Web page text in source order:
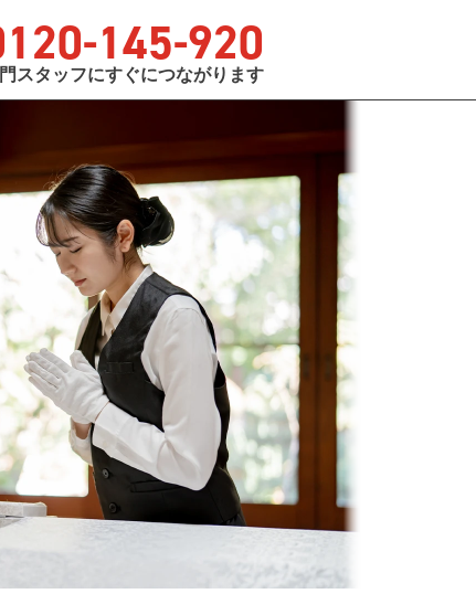
-145-920
スタッフにすぐにつながります